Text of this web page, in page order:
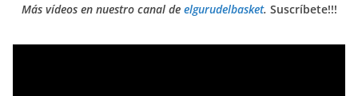
Más vídeos en nuestro canal de elgurudelbasket. Suscríbete!!!